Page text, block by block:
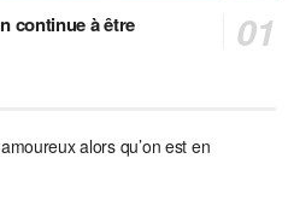
continue à être
alors qu’on est en